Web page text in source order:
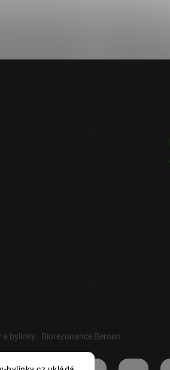
a bylinky Biorezonance Beroun